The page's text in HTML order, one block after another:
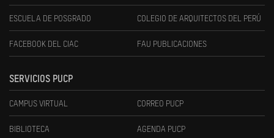
ESCUELA DE POSGRADO COLEGIO DE ARQUITECTOS DEL PERÚ
FACEBOOK DEL CIAC FAU PUBLICACIONES
SERVICIOS PUCP
CAMPUS VIRTUAL CORREO PUCP
BIBLIOTECA AGENDA PUCP